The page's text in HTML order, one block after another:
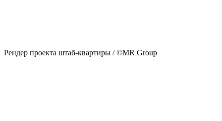
Рендер проекта штаб-квартиры / ©MR Group